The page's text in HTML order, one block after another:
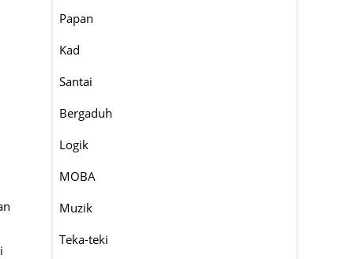
Papan
Kad
Santai
Bergaduh
Logik
MOBA
Muzik
Teka-teki